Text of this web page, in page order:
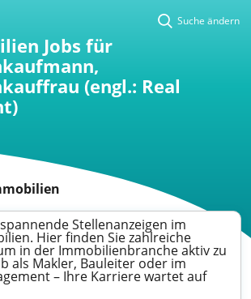
Suche ändern
Jobs für
(engl.: Real
Stellenanzeigen im
Hier finden Sie zahlreiche
in der Immobilienbranche aktiv zu
als Makler, Bauleiter oder im
– Ihre Karriere wartet auf